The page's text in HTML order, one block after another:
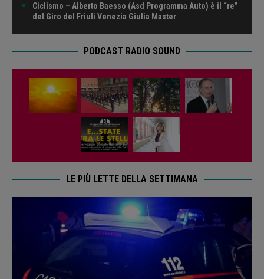
Ciclismo – Alberto Baesso (Asd Programma Auto) è il “re”
del Giro del Friuli Venezia Giulia Master
PODCAST RADIO SOUND
LE PIÙ LETTE DELLA SETTIMANA